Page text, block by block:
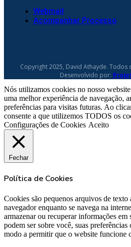
Webmail
Acompanhar Processo
Copyright 2025, David Athayde. Todos
Desenvolvido por:
Nós utilizamos cookies no nosso
uma melhor experiência de navegação,
preferências para visitas futuras. Ao
consente a que utilizemos TODOS os
Configurações de Cookies Aceito
Fechar
Política de Cookies
Cookies são pequenos arquivos de texto
navegador enquanto se navega na
armazenar ou recuperar informações em
podem ser sobre você, suas
modo a permitir que o website funcione